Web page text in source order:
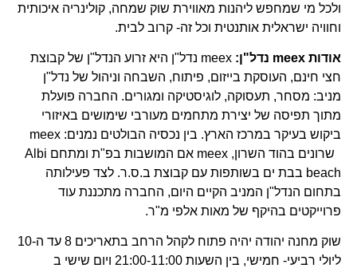
ולכל מי שמחפש ליהנות מאווירת שוק שמחה, קולינריה איכותית
וחוויה ישראלית אותנטית וכל זה- קרוב לבית.
אודות meex נדל"ן:
meex נדל"ן היא זרוע הנדל"ן של קבוצת
חצי חינם, העוסקת בייזום, פיתוח, השבחה וניהול של נדל"ן
מניב: מסחר, תעסוקה, לוגיסטיקה ומגורים. החברה פועלת
מתוך תפיסה של יצירת מתחמים מעורבי שימושים באיזורי
ביקוש בעיקר במרכז הארץ. בין נכסיה הבולטים נמנים: meex
שרונים בהוד השרון, meex אם המושבות בפ"ת ומתחם Albi
beach בבת ים בשותפות עם קבוצת ב.ס.ר. לצד פעילותה
בתחום הנדל"ן המניב הקיים היום, החברה מתכננת עוד
פרוייקטים בהיקף של מאות אלפי מ"ר.
שוק מחנה יהודה יהיה פתוח לקהל הרחב בתאריכים 8 עד ה-10
ליולי רביעי- חמישי, בין השעות 21:00-11:00 ויום שישי ב